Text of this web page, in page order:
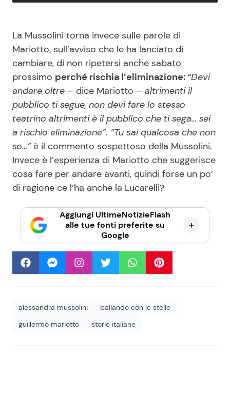
La Mussolini torna invece sulle parole di
Mariotto, sull’avviso che le ha lanciato di
cambiare, di non ripetersi anche sabato
prossimo perché rischia l’eliminazione: “Devi
andare oltre – dice Mariotto – altrimenti il
pubblico ti segue, non devi fare lo stesso
teatrino altrimenti è il pubblico che ti sega… sei
a rischio eliminazione”. “Tu sai qualcosa che non
so…”è il commento sospettoso della Mussolini.
Invece è l’esperienza di Mariotto che suggerisce
cosa fare per andare avanti, quindi forse un po’
di ragione ce l’ha anche la Lucarelli?
Aggiungi UltimeNotizieFlash
alle tue fonti preferite su
Google
alessandra mussolini
ballando con le stelle
guillermo mariotto
storie italiane